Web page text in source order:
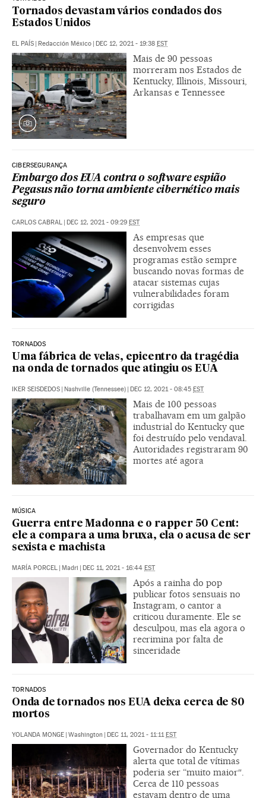
Tornados devastam vários condados dos
Estados Unidos
EL PAÍS Redacción México DEC 12, 2021 - 19:38 EST
Mais de 90 pessoas
morreram nos Estados de
Kentucky, Illinois, Missouri,
Arkansas e Tennessee
CIBERSEGURANÇA
Embargo dos EUA contra o software espião
Pegasus não torna ambiente cibernético mais
seguro
CARLOS CABRAL DEC 12, 2021 - 09:29 EST
As empresas que
desenvolvem esses
programas estão sempre
buscando novas formas de
atacar sistemas cujas
vulnerabilidades foram
corrigidas
TORNADOS
Uma fábrica de velas, epicentro da tragédia
na onda de tornados que atingiu os EUA
IKER SEISDEDOS | Nashville (Tennessee) | DEC 12, 2021 - 08:45 EST
Mais de 100 pessoas
trabalhavam em um galpão
industrial do Kentucky que
foi destruído pelo vendaval.
Autoridades registraram 90
mortes até agora
MÚSICA
Guerra entre Madonna e o rapper 50 Cent:
ele a compara a uma bruxa, ela o acusa de ser
sexista e machista
MARÍA PORCEL | Madri | DEC 11, 2021 - 16:44 EST
Após a rainha do pop
publicar fotos sensuais no
Instagram, o cantor a
criticou duramente. Ele se
desculpou, mas ela agora o
recrimina por falta de
sinceridade
TORNADOS
Onda de tornados nos EUA deixa cerca de 80
mortos
YOLANDA MONGE | Washington | DEC 11, 2021 - 11:11EST
Governador do Kentucky
alerta que total de vítimas
poderia ser “muito maior″.
Cerca de 110 pessoas
estavam dentro de uma